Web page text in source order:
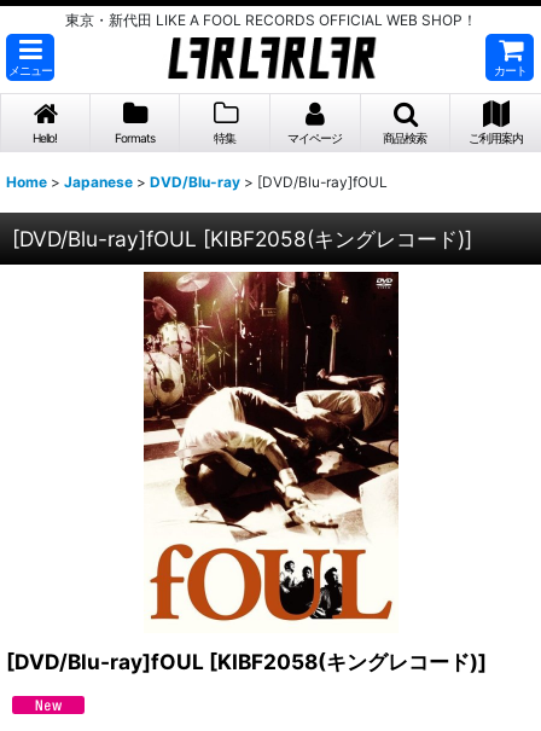
東京・新代田 LIKE A FOOL RECORDS OFFICIAL WEB SHOP！
メニュー カート
Hello! Formats 特集 マイページ 商品検索 ご利用案内
Home > Japanese > DVD/Blu-ray > [DVD/Blu-ray]fOUL
[DVD/Blu-ray]fOUL [KIBF2058(キングレコード)]
[DVD/Blu-ray]fOUL [KIBF2058(キングレコード)]